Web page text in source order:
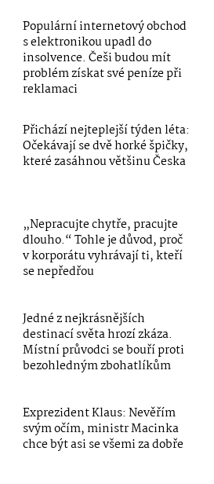
Populární internetový obchod
s elektronikou upadl do
insolvence. Češi budou mít
problém získat své peníze při
reklamaci
Přichází nejteplejší týden léta:
Očekávají se dvě horké špičky,
které zasáhnou většinu Česka
„Nepracujte chytře, pracujte
dlouho.“ Tohle je důvod, proč
v korporátu vyhrávají ti, kteří
se nepředřou
Jedné z nejkrásnějších
destinací světa hrozí zkáza.
Místní průvodci se bouří proti
bezohledným zbohatlíkům
Exprezident Klaus: Nevěřím
svým očím, ministr Macinka
chce být asi se všemi za dobře